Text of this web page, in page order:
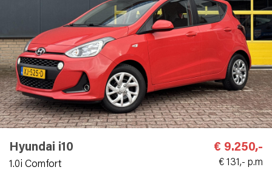
Hyundai i10
1.0i Comfort
€ 9.250,-
€ 131,- p.m